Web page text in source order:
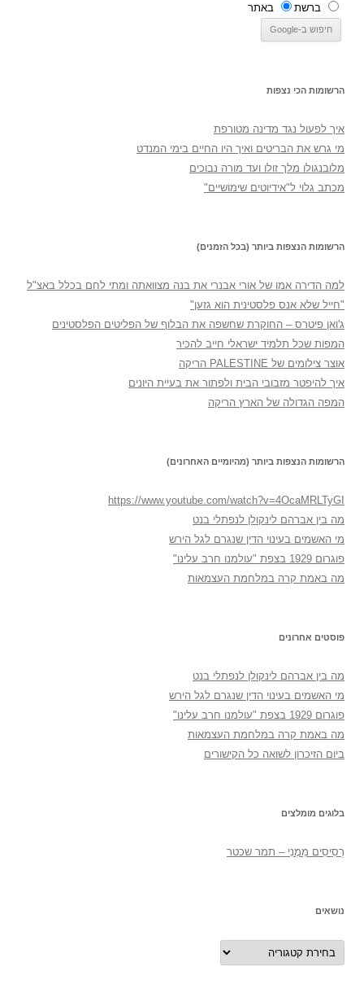
ברשת באתר
הרשומות הכי נצפות
איך לפעול נגד מדינה מטורפת
מי גרש את הבריטים ואיך היו החיים בימי המנדט
מלובנגולו מלך זולו ועד מורה נבוכים
מכתב גלוי ל"אידיוטים שימושיים"
הרשומות הנצפות ביותר (בכל הזמנים)
למה הדירה אמו של אורי אבנרי את בנה מצוואתה ומתי לחם בכלל באצ"ל
"חייל שלא אנס פלסטינית הוא גזען"
ג'ואן פיטרס – החוקרת שחשפה את הבלוף של הפליטים הפלסטינים
המפות שכל תלמיד ישראלי חייב להכיר
אוצר צילומים של PALESTINE הריקה
איך להיפטר מזבובי הבית ולפתור את בעיית היונים
המפה הגדולה של הארץ הריקה
הרשומות הנצפות ביותר (מהיומיים האחרונים)
https://www.youtube.com/watch?v=4OcaMRLTyGI
מה בין אברהם לינקולן לנפתלי בנט
מי האשמים בעינוי הדין שנגרם לגל הירש
פוגרום 1929 בצפת "עולמנו חרב עלינו"
מה באמת קרה במלחמת העצמאות
פוסטים אחרונים
מה בין אברהם לינקולן לנפתלי בנט
מי האשמים בעינוי הדין שנגרם לגל הירש
פוגרום 1929 בצפת "עולמנו חרב עלינו"
מה באמת קרה במלחמת העצמאות
ביום הזיכרון לשואה כל הקישורים
בלוגים מומלצים
רְסִיסִים מִמֶנִי – תמר שכטר
נושאים
נושאים